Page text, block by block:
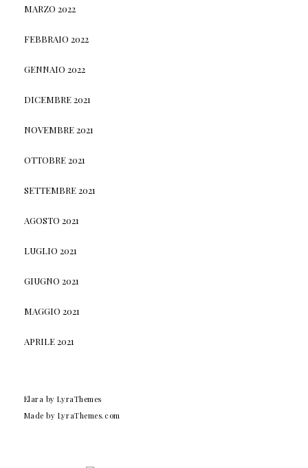
MARZO 2022
FEBBRAIO 2022
GENNAIO 2022
DICEMBRE 2021
NOVEMBRE 2021
OTTOBRE 2021
SETTEMBRE 2021
AGOSTO 2021
LUGLIO 2021
GIUGNO 2021
MAGGIO 2021
APRILE 2021
Elara by LyraThemes
Made by LyraThemes.com